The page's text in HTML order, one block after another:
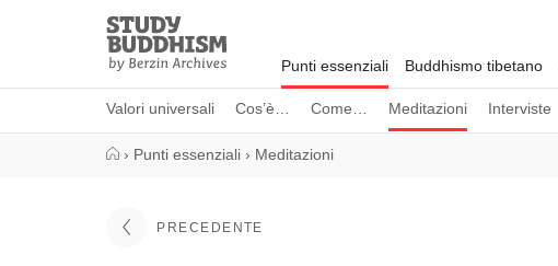
Study
Buddhism
Home
Punti essenziali
Valori universali Cos’è… Come… Meditazioni Interviste
Buddhismo tibetano
› Punti essenziali › Meditazioni
PRECEDENTE